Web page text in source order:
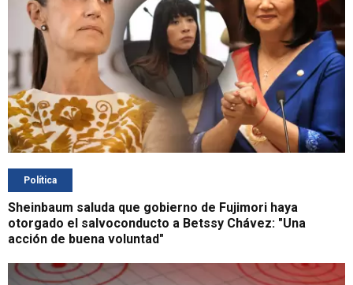
Política
Sheinbaum saluda que gobierno de Fujimori haya
otorgado el salvoconducto a Betssy Chávez: "Una
acción de buena voluntad"